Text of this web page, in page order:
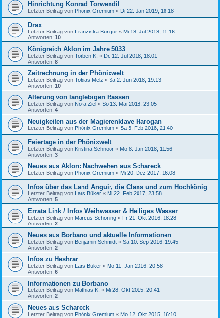
Hinrichtung Konrad Torwendil
Letzter Beitrag von Phönix Gremium « Di 22. Jan 2019, 18:18
Drax
Letzter Beitrag von Franziska Bünger « Mi 18. Jul 2018, 11:16
Antworten: 10
Königreich Aklon im Jahre 5033
Letzter Beitrag von Torben K. « Do 12. Jul 2018, 18:01
Antworten: 8
Zeitrechnung in der Phönixwelt
Letzter Beitrag von Tobias Melz « Sa 2. Jun 2018, 19:13
Antworten: 10
Alterung von langlebigen Rassen
Letzter Beitrag von Nora Ziel « So 13. Mai 2018, 23:05
Antworten: 4
Neuigkeiten aus der Magierenklave Harogan
Letzter Beitrag von Phönix Gremium « Sa 3. Feb 2018, 21:40
Feiertage in der Phönixwelt
Letzter Beitrag von Kristina Schnoor « Mo 8. Jan 2018, 11:56
Antworten: 3
Neues aus Aklon: Nachwehen aus Schareck
Letzter Beitrag von Phönix Gremium « Mi 20. Dez 2017, 16:08
Infos über das Land Anguir, die Clans und zum Hochkönig
Letzter Beitrag von Lars Büker « Mi 22. Feb 2017, 23:58
Antworten: 5
Errata Link / Infos Weihwasser & Heiliges Wasser
Letzter Beitrag von Marcus Schöning « Fr 21. Okt 2016, 18:28
Antworten: 2
Neues aus Borbano und aktuelle Informationen
Letzter Beitrag von Benjamin Schmidt « Sa 10. Sep 2016, 19:45
Antworten: 2
Infos zu Heshrar
Letzter Beitrag von Lars Büker « Mo 11. Jan 2016, 20:58
Antworten: 6
Informationen zu Borbano
Letzter Beitrag von Mathias K. « Mi 28. Okt 2015, 20:41
Antworten: 2
Neues aus Schareck
Letzter Beitrag von Phönix Gremium « Mo 12. Okt 2015, 16:10